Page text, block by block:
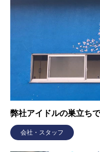
弊社アイドルの巣立ちで
会社・スタッフ